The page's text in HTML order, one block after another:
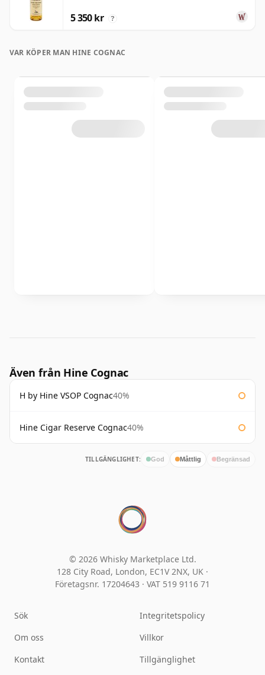
5 350 kr ?
VAR KÖPER MAN HINE COGNAC
Även från Hine Cognac
H by Hine VSOP Cognac40%
Hine Cigar Reserve Cognac40%
TILLGÄNGLIGHET: God Måttlig Begränsad
© 2026 Whisky Marketplace Ltd.
128 City Road, London, EC1V 2NX, UK ·
Företagsnr. 17204643 · VAT 519 9116 71
Sök
Om oss
Kontakt
Integritetspolicy
Villkor
Tillgänglighet